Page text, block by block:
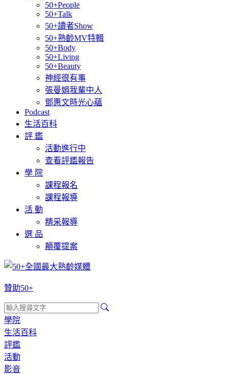
50+People
50+Talk
50+讀者Show
50+熟齡MV特輯
50+Body
50+Living
50+Beauty
神經很有事
張曼娟我輩中人
鄧惠文時光心蘊
Podcast
生活百科
評 鑑
活動進行中
查看評鑑報告
學 院
課程報名
課程報導
活 動
精采報導
選 品
顛覆提案
贊助50+
學院
生活百科
評鑑
活動
影音